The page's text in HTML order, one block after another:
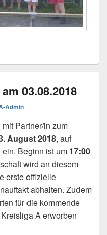
03.08.2018
Admin
mit Partner/in zum
August 2018, auf
Beginn ist um 17:00
wird an diesem
erste offizielle
abhalten. Zudem
für die kommende
A erworben